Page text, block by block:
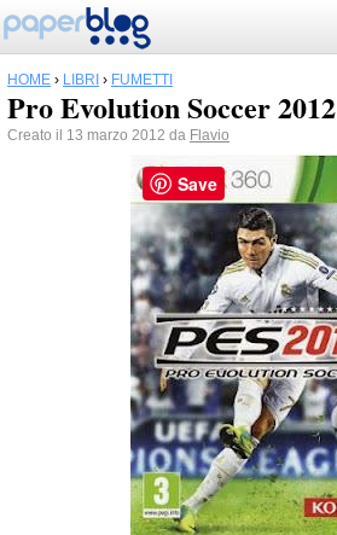
HOME › LIBRI › FUMETTI
Pro Evolution Soccer 2012
Creato il 13 marzo 2012 da Flavio
Save